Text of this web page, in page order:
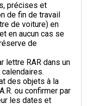
précises et
de fin de travail
de voiture) en
en aucun cas se
de
lettre RAR dans un
des objets à la
ou confirmer par
les dates et